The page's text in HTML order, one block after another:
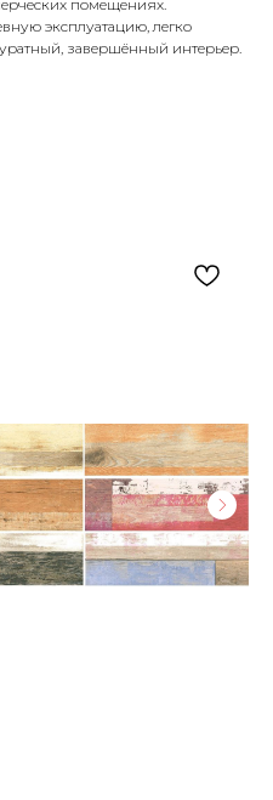
помещениях.
эксплуатацию, легко
завершённый интерьер.